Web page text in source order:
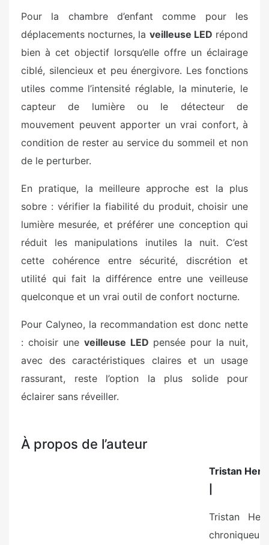
Pour la chambre d’enfant comme pour les
déplacements nocturnes, la veilleuse LED répond
bien à cet objectif lorsqu’elle offre un éclairage
ciblé, silencieux et peu énergivore. Les fonctions
utiles comme l’intensité réglable, la minuterie, le
capteur de lumière ou le détecteur de
mouvement peuvent apporter un vrai confort, à
condition de rester au service du sommeil et non
de le perturber.
En pratique, la meilleure approche est la plus
sobre : vérifier la fiabilité du produit, choisir une
lumière mesurée, et préférer une conception qui
réduit les manipulations inutiles la nuit. C’est
cette cohérence entre sécurité, discrétion et
utilité qui fait la différence entre une veilleuse
quelconque et un vrai outil de confort nocturne.
Pour Calyneo, la recommandation est donc nette
: choisir une veilleuse LED pensée pour la nuit,
avec des caractéristiques claires et un usage
rassurant, reste l’option la plus solide pour
éclairer sans réveiller.
À propos de l’auteur
Tristan
Tristan
chroniqueur